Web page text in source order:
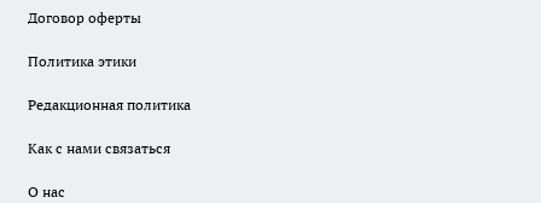
Договор оферты
Политика этики
Редакционная политика
Как с нами связаться
О нас